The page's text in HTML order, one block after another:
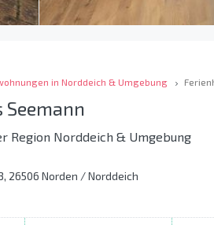
in Norddeich & Umgebung
Seemann
Region Norddeich & Umgebung
26506 Norden / Norddeich